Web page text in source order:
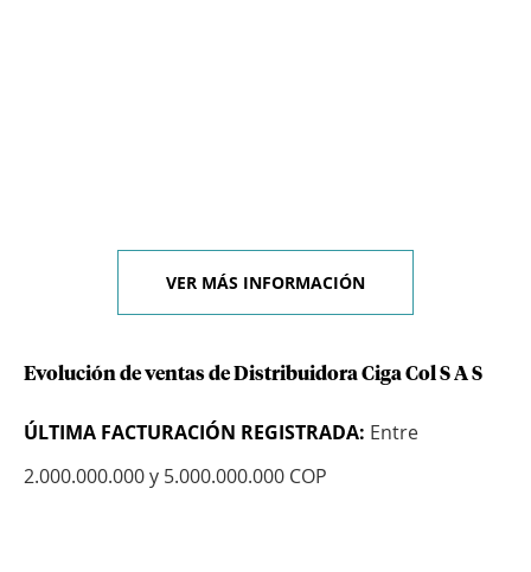
VER MÁS INFORMACIÓN
Evolución de ventas de Distribuidora Ciga Col S A S
ÚLTIMA FACTURACIÓN REGISTRADA: Entre
2.000.000.000 y 5.000.000.000 COP